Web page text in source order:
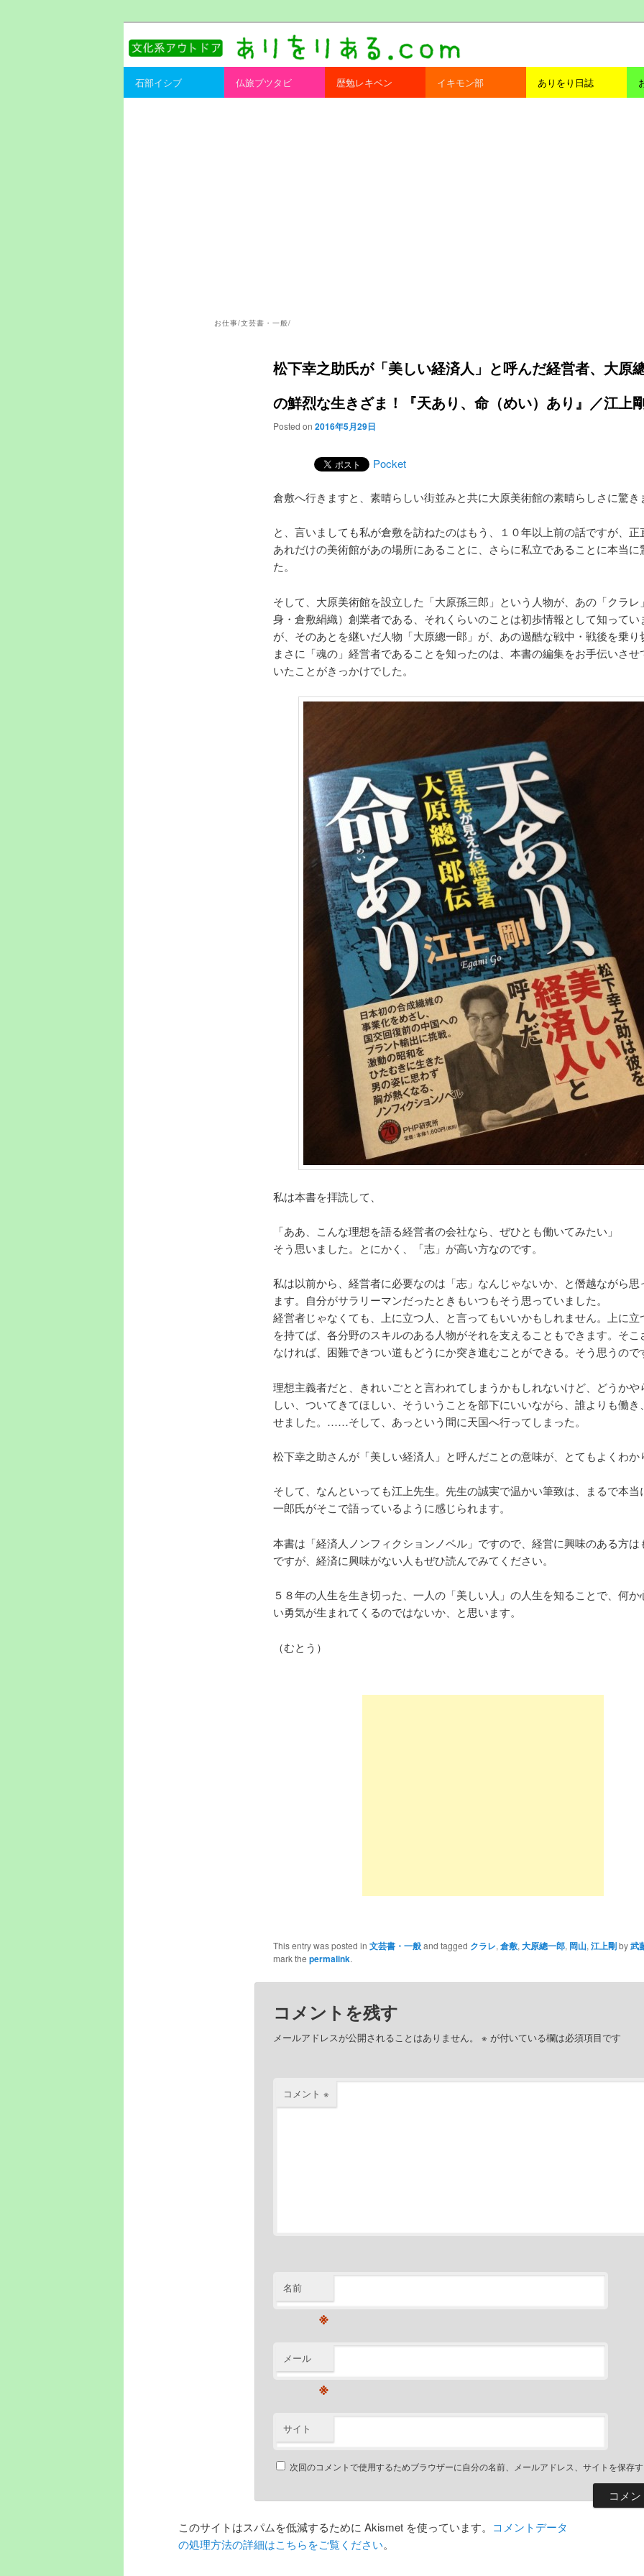
ありをりある.com
書を持ってそとへ出よう。
Main menu
Skip to primary content
Skip to secondary content
石部イシブ 仏旅ブツタビ 歴勉レキベン イキモン部 ありをり日誌
お仕事/文芸書・一般/
松下幸之助氏が「美しい経済人」と呼んだ経営者、大原
の鮮烈な生きざま！『天あり、命（めい）あり』／江上
Posted on 2016年5月29日
Pocket
倉敷へ行きますと、素晴らしい街並みと共に大原美術館の素晴らしさに驚き
と、言いましても私が倉敷を訪ねたのはもう、１０年以上前の話ですが、正
あれだけの美術館があの場所にあることに、さらに私立であることに本当に
た。
そして、大原美術館を設立した「大原孫三郎」という人物が、あの「クラレ
身・倉敷絹織）創業者である、それくらいのことは初歩情報として知ってい
が、そのあとを継いだ人物「大原總一郎」が、あの過酷な戦中・戦後を乗り
まさに「魂の」経営者であることを知ったのは、本書の編集をお手伝いさせ
いたことがきっかけでした。
私は本書を拝読して、
「ああ、こんな理想を語る経営者の会社なら、ぜひとも働いてみたい」
そう思いました。とにかく、「志」が高い方なのです。
私は以前から、経営者に必要なのは「志」なんじゃないか、と僭越ながら思
ます。自分がサラリーマンだったときもいつもそう思っていました。
経営者じゃなくても、上に立つ人、と言ってもいいかもしれません。上に立
を持てば、各分野のスキルのある人物がそれを支えることもできます。そこ
なければ、困難できつい道もどうにか突き進むことができる。そう思うので
理想主義者だと、きれいごとと言われてしまうかもしれないけど、どうかや
しい、ついてきてほしい、そういうことを部下にいいながら、誰よりも働き
せました。……そして、あっという間に天国へ行ってしまった。
松下幸之助さんが「美しい経済人」と呼んだことの意味が、とてもよくわか
そして、なんといっても江上先生。先生の誠実で温かい筆致は、まるで本当
一郎氏がそこで語っているように感じられます。
本書は「経済人ノンフィクションノベル」ですので、経営に興味のある方は
ですが、経済に興味がない人もぜひ読んでみてください。
５８年の人生を生き切った、一人の「美しい人」の人生を知ることで、何か
い勇気が生まれてくるのではないか、と思います。
（むとう）
This entry was posted in 文芸書・一般and tagged クラレ, 倉敷, 大原總一郎, 岡山, 江上剛by武
mark the permalink.
コメントを残す
メールアドレスが公開されることはありません。 ※ が付いている欄は必須項目です
コメント ※
名前
※
メール
※
サイト
次回のコメントで使用するためブラウザーに自分の名前、メールアドレス、サイトを保存
このサイトはスパムを低減するために Akismet を使っています。 コメントデータ
の処理方法の詳細はこちらをご覧ください。